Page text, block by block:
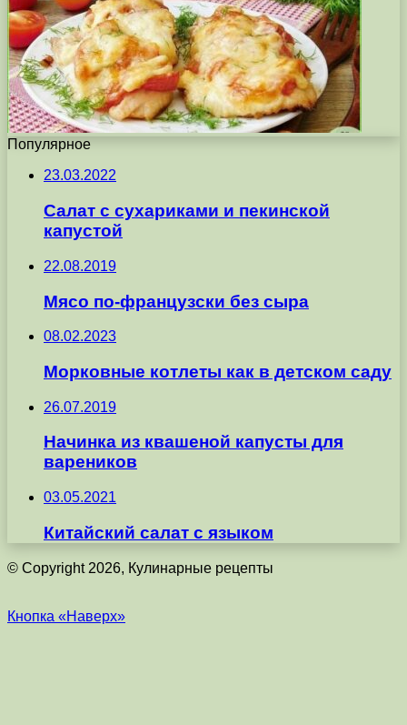
Популярное
23.03.2022
Салат с сухариками и пекинской
капустой
22.08.2019
Мясо по-французски без сыра
08.02.2023
Морковные котлеты как в детском саду
26.07.2019
Начинка из квашеной капусты для
вареников
03.05.2021
Китайский салат с языком
© Copyright 2026, Кулинарные рецепты
Кнопка «Наверх»